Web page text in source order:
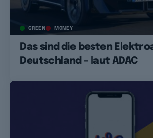
GREEN MONEY
Das sind die besten
Deutschland – laut ADAC